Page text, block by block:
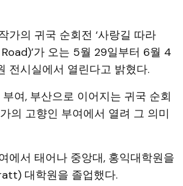
가의 귀국 순회전 ‘사랑길 따라
가 오는 5월 29일부터 6월 4
전시실에서 열린다고 밝혔다.
여, 부산으로 이어지는 귀국 순회
의 고향인 부여에서 열려 그 의미
에서 태어나 중앙대, 홍익대학원을
대학원을 졸업했다.